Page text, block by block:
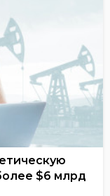
$6 млрд